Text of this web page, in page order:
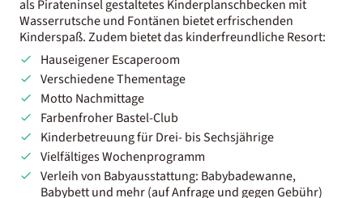
als Pirateninsel gestaltetes Kinderplanschbecken mit
Wasserrutsche und Fontänen bietet erfrischenden
Kinderspaß. Zudem bietet das kinderfreundliche Resort:
Hauseigener Escaperoom
Verschiedene Thementage
Motto Nachmittage
Farbenfroher Bastel-Club
Kinderbetreuung für Drei- bis Sechsjährige
Vielfältiges Wochenprogramm
Verleih von Babyausstattung: Babybadewanne,
Babybett und mehr (auf Anfrage und gegen Gebühr)